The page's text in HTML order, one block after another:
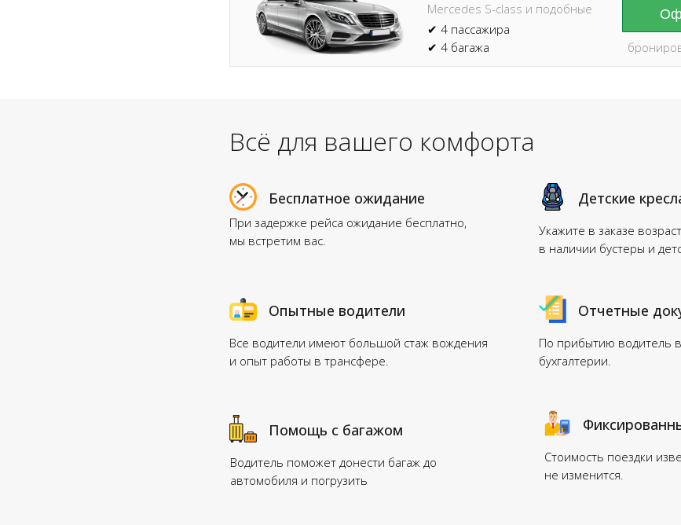
Mercedes S-class и подобные
✔ 4 пассажира
✔ 4 багажа
При задержке рейса ожидание бесплатно,
мы встретим вас.
Укажите в заказе
в наличии бустеры и
Водитель поможет донести багаж до
автомобиля и погрузить
Бесплатное ожидание Детские
Помощь с багажом
Все водители имеют большой стаж вождения
и опыт работы в трансфере.
По прибытию водитель
бухгалтерии.
Стоимость поездки
не изменится.
Опытные водители Отчетные
Всё для вашего комфорта